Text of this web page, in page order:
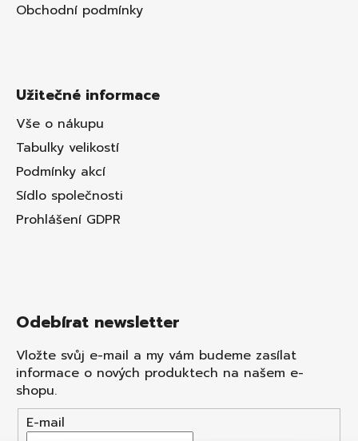
Obchodní podmínky
Užitečné informace
Vše o nákupu
Tabulky velikostí
Podmínky akcí
Sídlo společnosti
Prohlášení GDPR
Odebírat newsletter
Vložte svůj e-mail a my vám budeme zasílat
informace o nových produktech na našem e-
shopu.
E-mail